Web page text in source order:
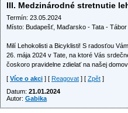
III. Medzinárodné stretnutie
Termín: 23.05.2024
Místo: Budapešť, Maďarsko - Tata -
Milí Lehokolisti a Bicyklisti! S radosťou
26. mája 2024 v Tate, na ktoré Vás
čoskoro pravidelne zdielať na našej
[ Více o akci ] [ Reagovat ] [ Zpět ]
Datum: 21.01.2024
Autor: Gabika